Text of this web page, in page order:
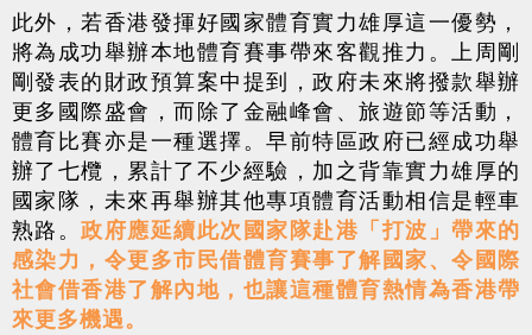
此外，若香港發揮好國家體育實力雄厚這一優勢，
將為成功舉辦本地體育賽事帶來客觀推力。上周剛
剛發表的財政預算案中提到，政府未來將撥款舉辦
更多國際盛會，而除了金融峰會、旅遊節等活動，
體育比賽亦是一種選擇。早前特區政府已經成功舉
辦了七欖，累計了不少經驗，加之背靠實力雄厚的
國家隊，未來再舉辦其他專項體育活動相信是輕車
熟路。政府應延續此次國家隊赴港「打波」帶來的
感染力，令更多市民借體育賽事了解國家、令國際
社會借香港了解內地，也讓這種體育熱情為香港帶
來更多機遇。